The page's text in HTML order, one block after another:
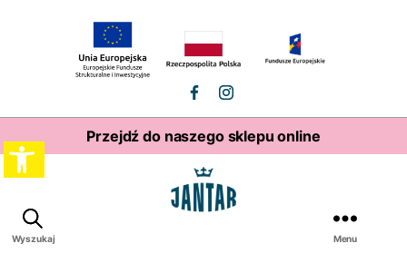
Open
profil
profil
Przejdź do naszego sklepu online
Wyszukaj Menu